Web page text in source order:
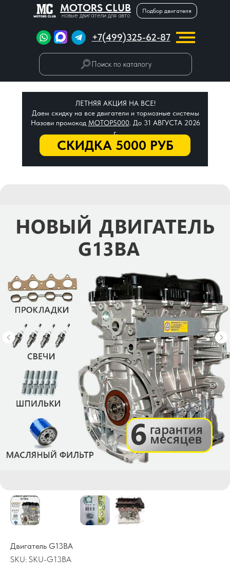
MOTORS CLUB
новые двигатели для авто
Подбор двигателя
+7(499)325-62-87
Поиск по каталогу
СКИДКА 5000 РУБ
ЛЕТНЯЯ АКЦИЯ НА ВСЕ!
Даем скидку на все двигатели и тормозные системы
Назови промокод МОТОР5000. До 31 АВГУСТА 2026
г.
Двигатель G13BA
SKU: SKU-G13BA